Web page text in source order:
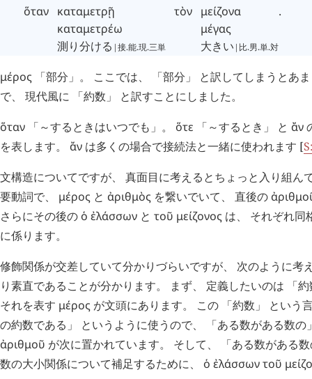
ὅταν καταμετρῇ
καταμετρέω
測り分ける |接.能.現.三単
τὸν μείζονα
μέγας
大きい |比.男.単.対
.
μέρος 「部分」。 ここでは、 「部分」 と訳してしまうとあ
で、 現代風に 「約数」 と訳すことにしました。
ὅταν 「～するときはいつでも」。 ὅτε 「～するとき」 と ἄν
を表します。 ἄν は多くの場合で接続法と一緒に使われます [
文構造についてですが、 真面目に考えるとちょっと入り組ん
要動詞で、 μέρος と ἀριθμὸς を繋いでいて、 直後の
さらにその後の ὁ ἐλάσσων と τοῦ μείζονος は、 それぞれ同
に係ります。
修飾関係が交差していて分かりづらいですが、 次のように考
り素直であることが分かります。 まず、 定義したいのは 「
それを表す μέρος が文頭にあります。 この 「約数」 という
の約数である」 というように使うので、 「ある数がある数
ἀριθμοῦ が次に置かれています。 そして、 「ある数がある
数の大小関係について補足するために、 ὁ ἐλάσσωντοῦ